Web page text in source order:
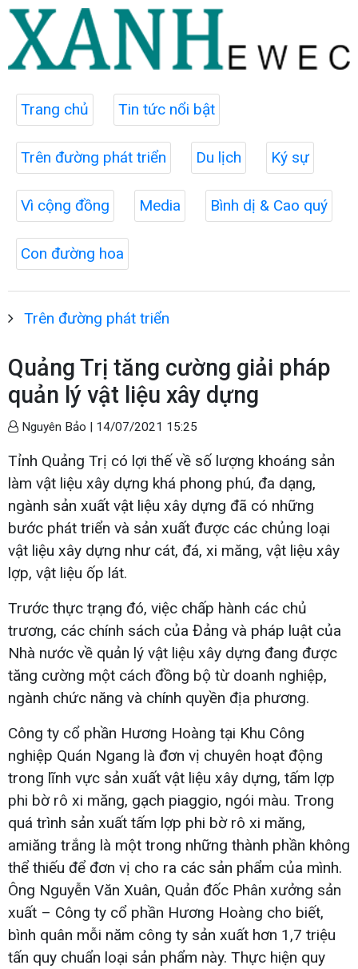
Trang chủ Tin tức nổi bật
Trên đường phát triển Du lịch Ký sự
Vì cộng đồng Media Bình dị & Cao quý
Con đường hoa
Trên đường phát triển
Quảng Trị tăng cường giải pháp
quản lý vật liệu xây dựng
Nguyên Bảo | 14/07/2021 15:25
Tỉnh Quảng Trị có lợi thế về số lượng khoáng sản
làm vật liệu xây dựng khá phong phú, đa dạng,
ngành sản xuất vật liệu xây dựng đã có những
bước phát triển và sản xuất được các chủng loại
vật liệu xây dựng như cát, đá, xi măng, vật liệu xây
lợp, vật liệu ốp lát.
Trước thực trạng đó, việc chấp hành các chủ
trương, các chính sách của Đảng và pháp luật của
Nhà nước về quản lý vật liệu xây dựng đang được
tăng cường một cách đồng bộ từ doanh nghiệp,
ngành chức năng và chính quyền địa phương.
Công ty cổ phần Hương Hoàng tại Khu Công
nghiệp Quán Ngang là đơn vị chuyên hoạt động
trong lĩnh vực sản xuất vật liệu xây dựng, tấm lợp
phi bờ rô xi măng, gạch piaggio, ngói màu. Trong
quá trình sản xuất tấm lợp phi bờ rô xi măng,
amiăng trắng là một trong những thành phần không
thể thiếu để đơn vị cho ra các sản phẩm của mình.
Ông Nguyễn Văn Xuân, Quản đốc Phân xưởng sản
xuất – Công ty cổ phần Hương Hoàng cho biết,
bình quân mỗi năm công ty sản xuất hơn 1,7 triệu
tấn quy chuẩn loại sản phẩm này. Thực hiện quy